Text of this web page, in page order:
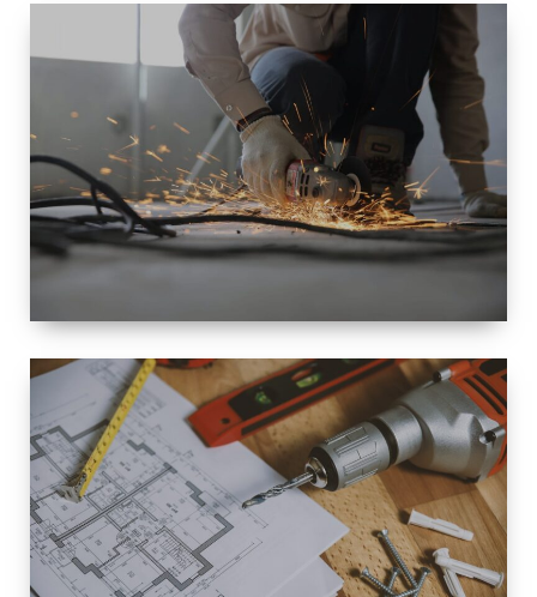
TAILLE
PETITE À
GRANDE
RÉNOVATION
ESPACE
RÉNOVATION
INTÉRIEURE ET
EXTÉRIEURE